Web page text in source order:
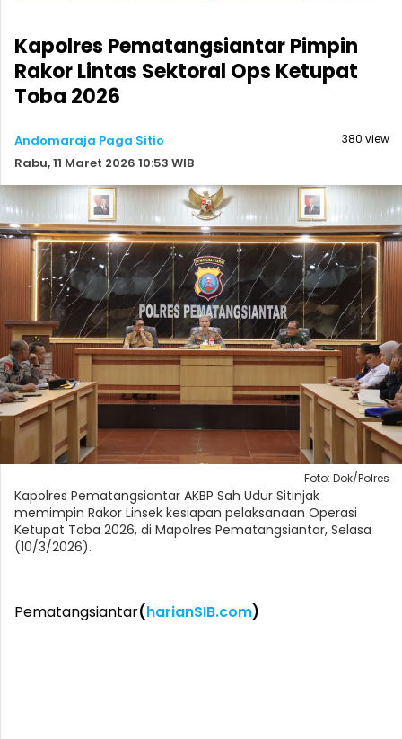
Kapolres Pematangsiantar Pimpin
Rakor Lintas Sektoral Ops Ketupat
Toba 2026
Andomaraja Paga Sitio
Rabu, 11 Maret 2026 10:53 WIB
380 view
Foto: Dok/Polres
Kapolres Pematangsiantar AKBP Sah Udur Sitinjak
memimpin Rakor Linsek kesiapan pelaksanaan Operasi
Ketupat Toba 2026, di Mapolres Pematangsiantar, Selasa
(10/3/2026).
Pematangsiantar(harianSIB.com)